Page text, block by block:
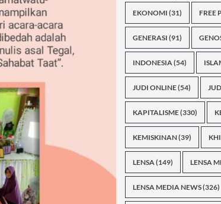
EKONOMI (31) FREE
GENERASI (91)
INDONESIA(54)
JUDI ONLINE(54)
KAPITALISME(330)
KEMISKINAN(39)
LENSA(149) LENSA
LENSA MEDIA NEWS(326)